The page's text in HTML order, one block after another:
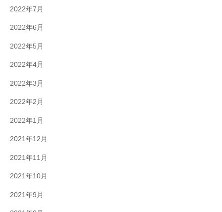
2022年7月
2022年6月
2022年5月
2022年4月
2022年3月
2022年2月
2022年1月
2021年12月
2021年11月
2021年10月
2021年9月